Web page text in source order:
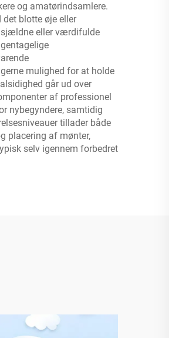
og amatørindsamlere.
blotte øje eller
sjældne eller værdifulde
mulighed for at holde
går ud over
af professionel
nybegyndere, samtidig
tillader både
placering af mønter,
selv igennem forbedret